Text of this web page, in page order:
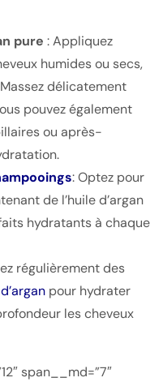
pure : Appliquez
humides ou secs,
délicatement
pouvez également
ou après-
: Optez pour
de l’huile d’argan
hydratants à chaque
régulièrement des
pour hydrater
les cheveux
span__md=”7″